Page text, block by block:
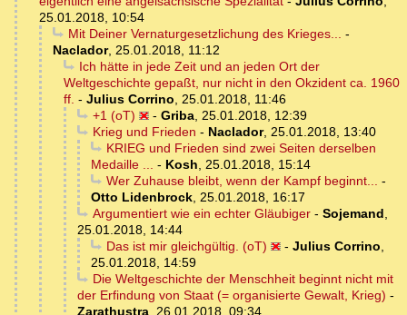
25.01.2018, 10:54
Mit Deiner Vernaturgesetzlichung des Krieges... -
Naclador, 25.01.2018, 11:12
Ich hätte in jede Zeit und an jeden Ort der
Weltgeschichte gepaßt, nur nicht in den Okzident ca. 1960
ff. - Julius Corrino, 25.01.2018, 11:46
+1 (oT)
- Griba, 25.01.2018, 12:39
Krieg und Frieden - Naclador, 25.01.2018, 13:40
KRIEG und Frieden sind zwei Seiten derselben
Medaille ... - Kosh, 25.01.2018, 15:14
Wer Zuhause bleibt, wenn der Kampf beginnt... -
Otto Lidenbrock, 25.01.2018, 16:17
Argumentiert wie ein echter Gläubiger- Sojemand,
25.01.2018, 14:44
Das ist mir gleichgültig. (oT)
- Julius Corrino,
25.01.2018, 14:59
Die Weltgeschichte der Menschheit beginnt nicht mit
der Erfindung von Staat (= organisierte Gewalt, Krieg) -
Zarathustra, 26.01.2018, 09:34